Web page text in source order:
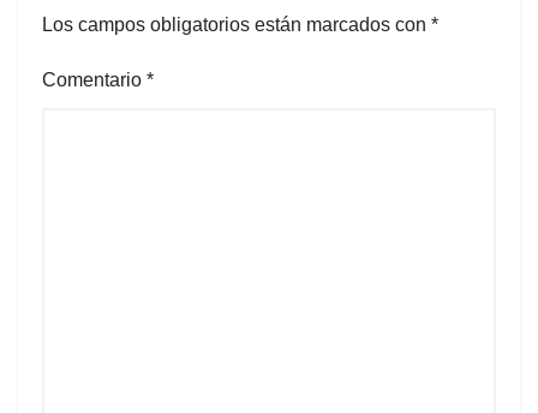
Los campos obligatorios están marcados con *
Comentario *